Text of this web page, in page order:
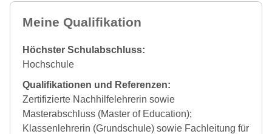
Meine Qualifikation
Höchster Schulabschluss:
Hochschule
Qualifikationen und Referenzen:
Zertifizierte Nachhilfelehrerin sowie
Masterabschluss (Master of Education);
Klassenlehrerin (Grundschule) sowie Fachleitung für